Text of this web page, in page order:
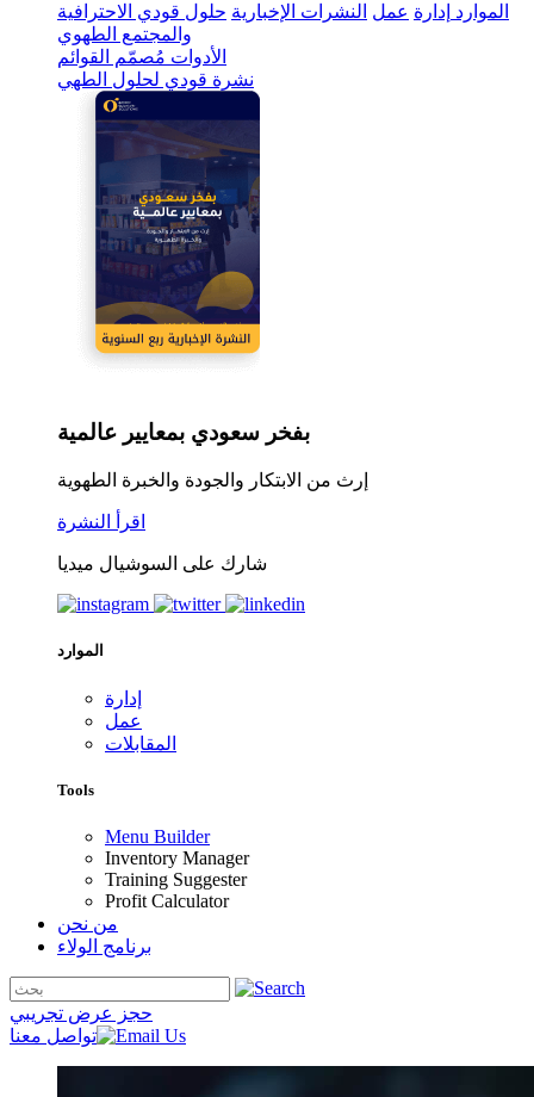
الموارد إدارة عمل النشرات الإخبارية حلول قودي الاحترافية
والمجتمع الطهوي
الأدوات مُصمّم القوائم
نشرة قودي لحلول الطهي
بفخر سعودي بمعايير عالمية
إرث من الابتكار والجودة والخبرة الطهوية
اقرأ النشرة
شارك على السوشيال ميديا
الموارد
إدارة
عمل
المقابلات
Tools
Menu Builder
Inventory Manager
Training Suggester
Profit Calculator
من نحن
برنامج الولاء
حجز عرض تجريبي
تواصل معنا